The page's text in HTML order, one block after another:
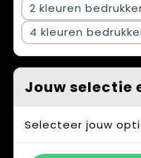
2
4
Jouw selectie
Selecteer jouw